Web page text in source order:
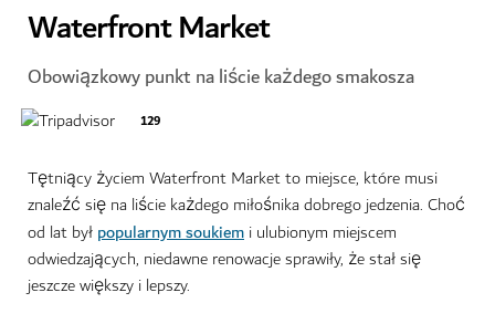
Waterfront Market
Obowiązkowy punkt na liście każdego smakosza
129
Tętniący życiem Waterfront Market to miejsce, które musi
znaleźć się na liście każdego miłośnika dobrego jedzenia. Choć
od lat był popularnym soukiem i ulubionym miejscem
odwiedzających, niedawne renowacje sprawiły, że stał się
jeszcze większy i lepszy.